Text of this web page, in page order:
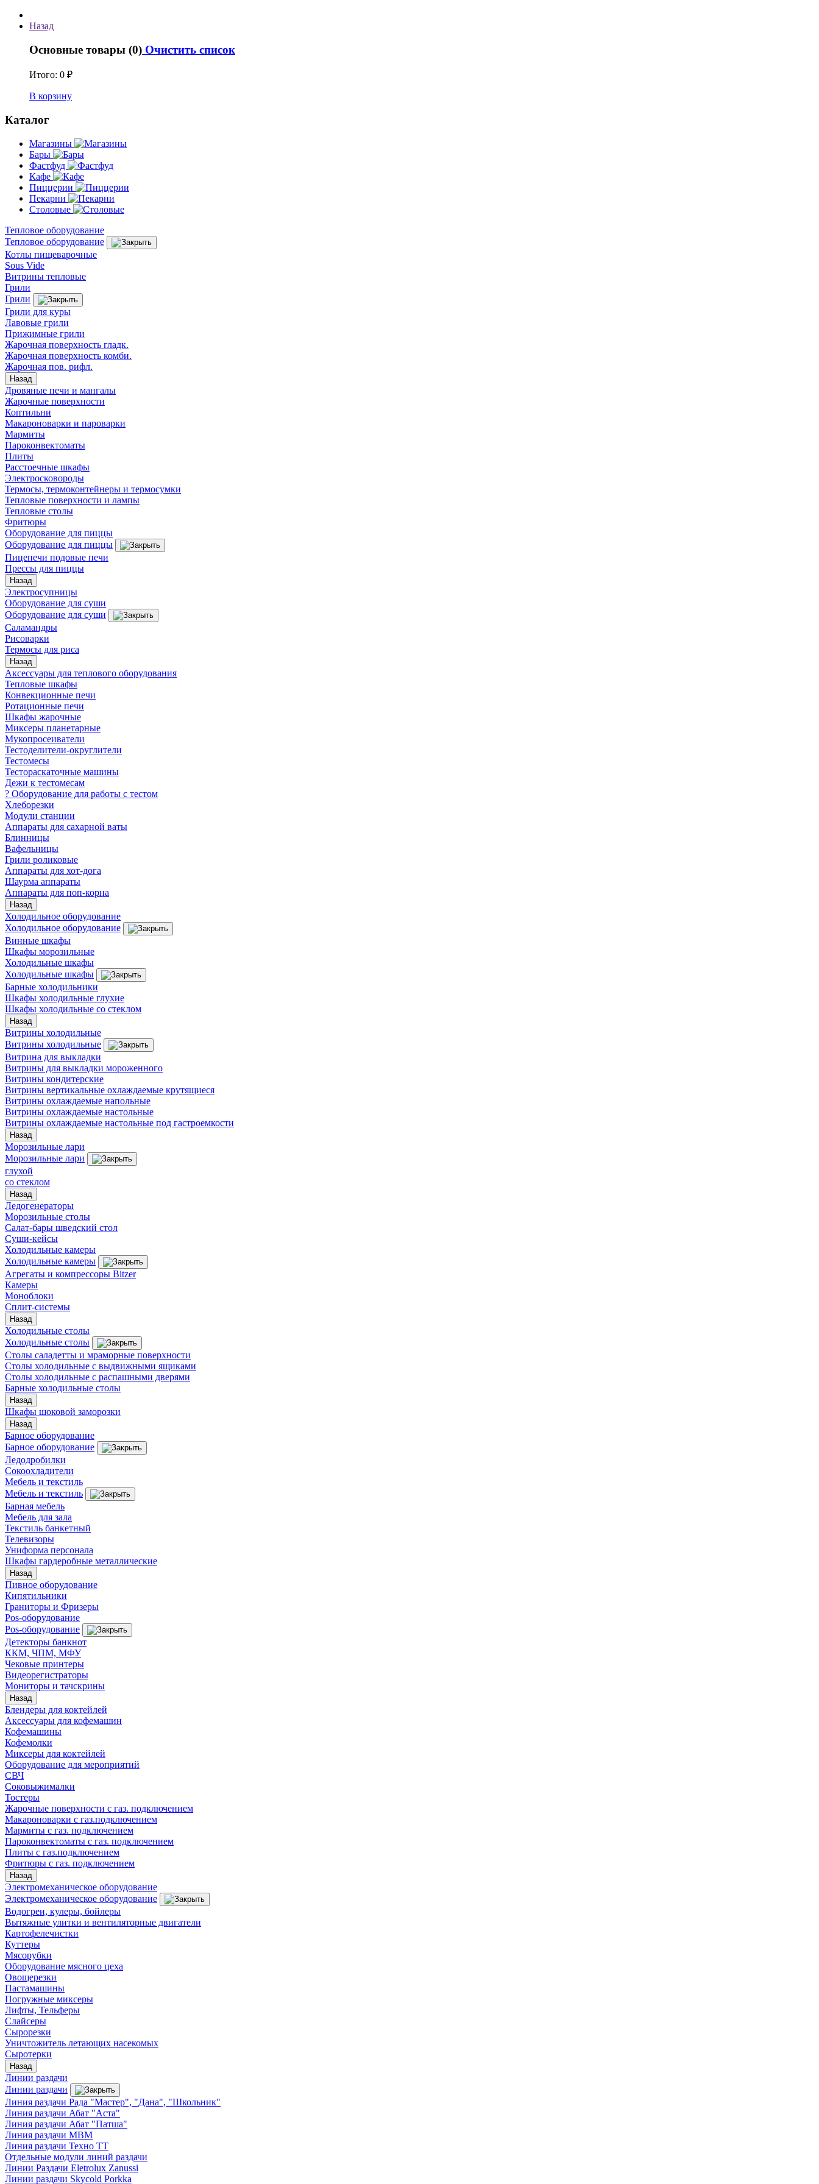
Назад
Основные товары (0) Очистить список
Итого: 0 ₽
В корзину
Каталог
Магазины
Бары
Фастфуд
Кафе
Пиццерии
Пекарни
Столовые
Тепловое оборудование
Тепловое оборудование
Котлы пищеварочные
Sous Vide
Витрины тепловые
Грили
Грили
Грили для куры
Лавовые грили
Прижимные грили
Жарочная поверхность гладк.
Жарочная поверхность комби.
Жарочная пов. рифл.
Назад
Дровяные печи и мангалы
Жарочные поверхности
Коптильни
Макароноварки и пароварки
Мармиты
Пароконвектоматы
Плиты
Расстоечные шкафы
Электросковороды
Термосы, термоконтейнеры и термосумки
Тепловые поверхности и лампы
Тепловые столы
Фритюры
Оборудование для пиццы
Оборудование для пиццы
Пицепечи подовые печи
Прессы для пиццы
Назад
Электросупницы
Оборудование для суши
Оборудование для суши
Саламандры
Рисоварки
Термосы для риса
Назад
Аксессуары для теплового оборудования
Тепловые шкафы
Конвекционные печи
Ротационные печи
Шкафы жарочные
Миксеры планетарные
Мукопросеиватели
Тестоделители-округлители
Тестомесы
Тестораскаточные машины
Дежи к тестомесам
? Оборудование для работы с тестом
Хлеборезки
Модули станции
Аппараты для сахарной ваты
Блинницы
Вафельницы
Грили роликовые
Аппараты для хот-дога
Шаурма аппараты
Аппараты для поп-корна
Назад
Холодильное оборудование
Холодильное оборудование
Винные шкафы
Шкафы морозильные
Холодильные шкафы
Холодильные шкафы
Барные холодильники
Шкафы холодильные глухие
Шкафы холодильные со стеклом
Назад
Витрины холодильные
Витрины холодильные
Витрина для выкладки
Витрины для выкладки мороженного
Витрины кондитерские
Витрины вертикальные охлаждаемые крутящиеся
Витрины охлаждаемые напольные
Витрины охлаждаемые настольные
Витрины охлаждаемые настольные под гастроемкости
Назад
Морозильные лари
Морозильные лари
глухой
со стеклом
Назад
Ледогенераторы
Морозильные столы
Салат-бары шведский стол
Суши-кейсы
Холодильные камеры
Холодильные камеры
Агрегаты и компрессоры Bitzer
Камеры
Моноблоки
Сплит-системы
Назад
Холодильные столы
Холодильные столы
Столы саладетты и мраморные поверхности
Столы холодильные с выдвижными ящиками
Столы холодильные с распашными дверями
Барные холодильные столы
Назад
Шкафы шоковой заморозки
Назад
Барное оборудование
Барное оборудование
Ледодробилки
Сокоохладители
Мебель и текстиль
Мебель и текстиль
Барная мебель
Мебель для зала
Текстиль банкетный
Телевизоры
Униформа персонала
Шкафы гардеробные металлические
Назад
Пивное оборудование
Кипятильники
Граниторы и Фризеры
Pos-оборудование
Pos-оборудование
Детекторы банкнот
ККМ, ЧПМ, МФУ
Чековые принтеры
Видеорегистраторы
Мониторы и тачскрины
Назад
Блендеры для коктейлей
Аксессуары для кофемашин
Кофемашины
Кофемолки
Миксеры для коктейлей
Оборудование для мероприятий
СВЧ
Соковыжималки
Тостеры
Жарочные поверхности с газ. подключением
Макароноварки с газ.подключением
Мармиты с газ. подключением
Пароконвектоматы с газ. подключением
Плиты с газ.подключением
Фритюры с газ. подключением
Назад
Электромеханическое оборудование
Электромеханическое оборудование
Водогреи, кулеры, бойлеры
Вытяжные улитки и вентиляторные двигатели
Картофелечистки
Куттеры
Мясорубки
Оборудование мясного цеха
Овощерезки
Пастамашины
Погружные миксеры
Лифты, Тельферы
Слайсеры
Сырорезки
Уничтожитель летающих насекомых
Сыротерки
Назад
Линии раздачи
Линии раздачи
Линия раздачи Рада "Мастер", "Дана", "Школьник"
Линия раздачи Абат "Аста"
Линия раздачи Абат "Патша"
Линия раздачи МВМ
Линия раздачи Техно ТТ
Отдельные модули линий раздачи
Линии Раздачи Eletrolux Zanussi
Линии раздачи Skycold Porkka